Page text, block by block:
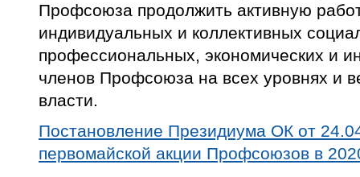
Профсоюза продолжить активную
индивидуальных и коллективных
профессиональных, экономических и
членов Профсоюза на всех уровнях и
власти.
Постановление Президиума ОК от
первомайской акции Профсоюзов в